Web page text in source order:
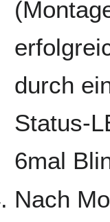
durch
Status-
6mal
Nach